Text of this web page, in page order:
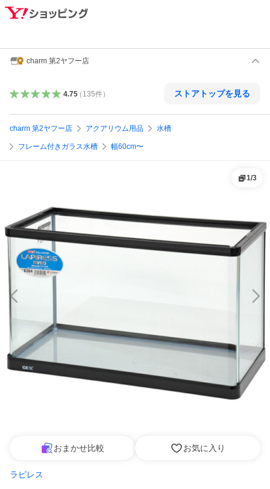
charm 第2ヤフー店
4.75（ 135件） ストアトップを見る
charm 第2ヤフー店 アクアリウム用品 水槽
フレーム付きガラス水槽 幅60cm〜
1/3
おまかせ比較 お気に入り
ラピレス